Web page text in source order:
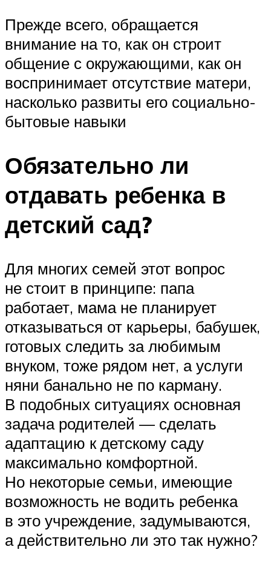
Прежде всего, обращается
внимание на то, как он строит
общение с окружающими, как он
воспринимает отсутствие матери,
насколько развиты его социально-
бытовые навыки
Обязательно ли
отдавать ребенка в
детский сад?
Для многих семей этот вопрос
не стоит в принципе: папа
работает, мама не планирует
отказываться от карьеры, бабушек,
готовых следить за любимым
внуком, тоже рядом нет, а услуги
няни банально не по карману.
В подобных ситуациях основная
задача родителей — сделать
адаптацию к детскому саду
максимально комфортной.
Но некоторые семьи, имеющие
возможность не водить ребенка
в это учреждение, задумываются,
а действительно ли это так нужно?